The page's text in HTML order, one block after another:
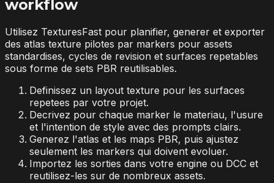
workflow
Utilisez TexturesFast pour planifier, generer et exporter
des atlas texture pilotes par markers pour assets
standardises, cycles de revision et surfaces repetables
sous forme de sets PBR reutilisables.
Definissez un layout texture pour les surfaces
repetees par votre projet.
Decrivez pour chaque marker le materiau, l'usure
et l'intention de style avec des prompts clairs.
Generez l'atlas et les maps PBR, puis ajustez
seulement les markers qui doivent evoluer.
Importez les sorties dans votre engine ou DCC et
reutilisez-les sur de nombreux assets.